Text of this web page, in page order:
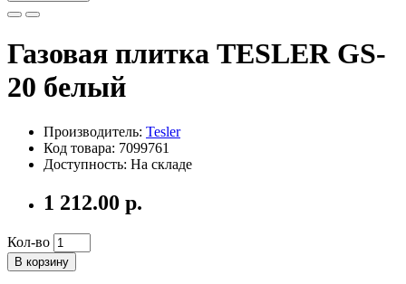
Газовая плитка TESLER GS-
20 белый
Производитель: Tesler
Код товара: 7099761
Доступность: На складе
1 212.00 р.
Кол-во
В корзину